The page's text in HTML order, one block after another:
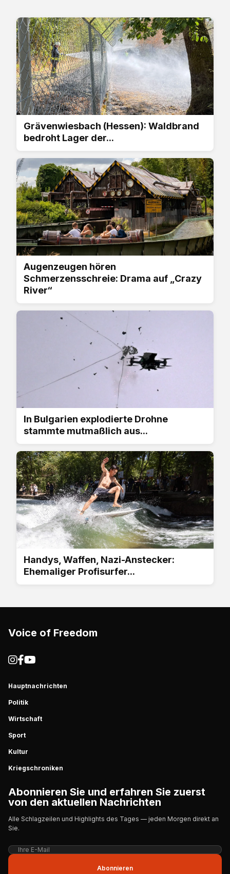
Grävenwiesbach (Hessen): Waldbrand
bedroht Lager der...
Augenzeugen hören
Schmerzensschreie: Drama auf „Crazy
River“
In Bulgarien explodierte Drohne
stammte mutmaßlich aus...
Handys, Waffen, Nazi-Anstecker:
Ehemaliger Profisurfer...
Voice of Freedom
Hauptnachrichten
Politik
Wirtschaft
Sport
Kultur
Kriegschroniken
Abonnieren Sie und erfahren Sie zuerst
von den aktuellen Nachrichten
Alle Schlagzeilen und Highlights des Tages — jeden Morgen direkt an
Sie.
Abonnieren